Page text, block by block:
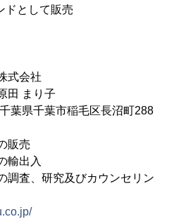
として販売
式会社
まり子
県千葉市稲毛区長沼町288
販売
出入
研究及びカウンセリン